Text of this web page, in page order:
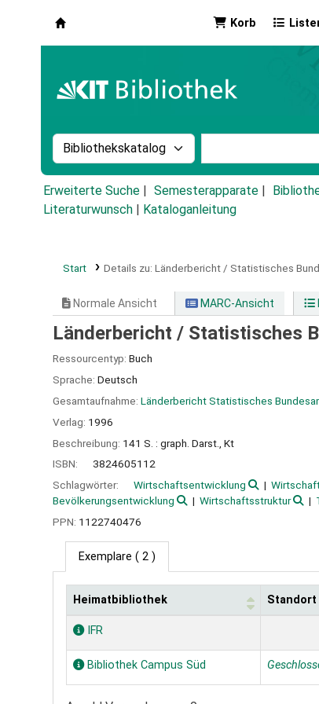
Korb
Suche im Katalog nach:
Erweiterte Suche Semesterapparate
Literaturwunsch
Kataloganleitung
Start Details zu: Länderbericht / Statistisches
Normale Ansicht MARC-Ansicht
Länderbericht / Statistisches
Ressourcentyp: Buch
Sprache: Deutsch
Gesamtaufnahme: Länderbericht Statistisches
Verlag: 1996
Beschreibung: 141 S. : graph. Darst., Kt
ISBN:
3824605112
Schlagwörter:
Wirtschaftsentwicklung
Bevölkerungsentwicklung
Wirtschaftsstruktur
PPN: 1122740476
Exemplare ( 2 )
Exemplare
Heimatbibliothek Standort
IFR
Bibliothek Campus Süd